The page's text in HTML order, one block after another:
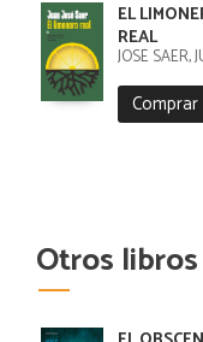
EL
REAL
JOSÉ SAER,
Comprar
Otros